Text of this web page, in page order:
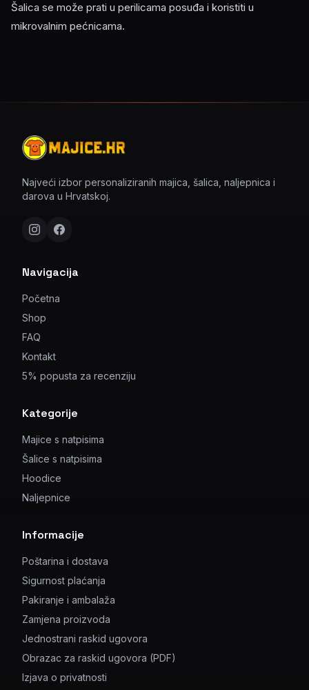
Šalica se može prati u perilicama posuđa i koristiti u
mikrovalnim pećnicama.
Najveći izbor personaliziranih majica, šalica, naljepnica i
darova u Hrvatskoj.
Navigacija
Početna
Shop
FAQ
Kontakt
5% popusta za recenziju
Kategorije
Majice s natpisima
Šalice s natpisima
Hoodice
Naljepnice
Informacije
Poštarina i dostava
Sigurnost plaćanja
Pakiranje i ambalaža
Zamjena proizvoda
Jednostrani raskid ugovora
Obrazac za raskid ugovora (PDF)
Izjava o privatnosti